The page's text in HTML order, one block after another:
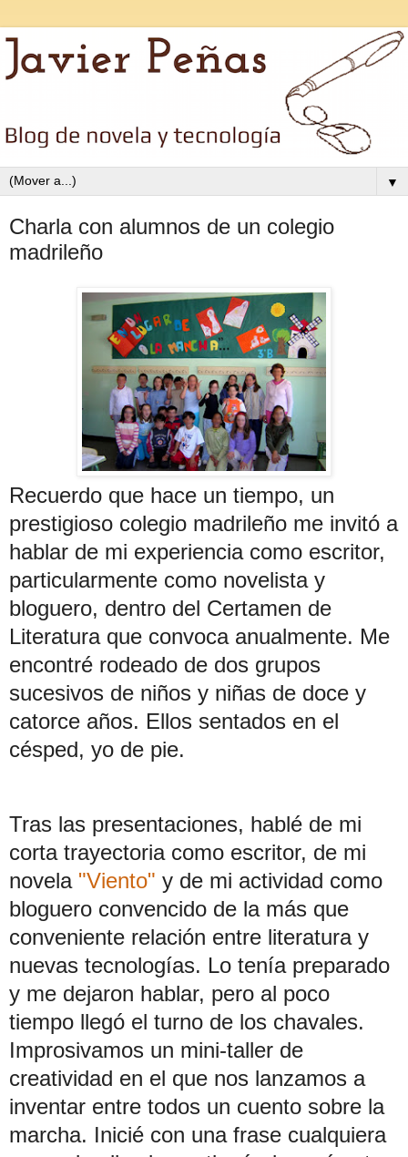
▼
Charla con alumnos de un colegio
madrileño
Recuerdo que hace un tiempo, un
prestigioso colegio madrileño me invitó a
hablar de mi experiencia como escritor,
particularmente como novelista y
bloguero, dentro del Certamen de
Literatura que convoca anualmente. Me
encontré rodeado de dos grupos
sucesivos de niños y niñas de doce y
catorce años. Ellos sentados en el
césped, yo de pie.
Tras las presentaciones, hablé de mi
corta trayectoria como escritor, de mi
novela "Viento" y de mi actividad como
bloguero convencido de la más que
conveniente relación entre literatura y
nuevas tecnologías. Lo tenía preparado
y me dejaron hablar, pero al poco
tiempo llegó el turno de los chavales.
Improsivamos un mini-taller de
creatividad en el que nos lanzamos a
inventar entre todos un cuento sobre la
marcha. Inicié con una frase cualquiera